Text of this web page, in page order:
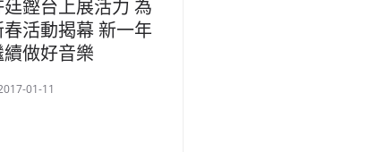
鏗台上展活力 為
春活動揭幕 新一年
做好音樂
01-11